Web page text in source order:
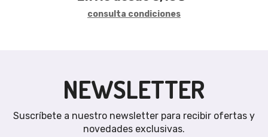
consulta condiciones
NEWSLETTER
Suscríbete a nuestro newsletter para recibir ofertas y
novedades exclusivas.